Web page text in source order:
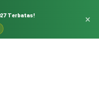
Terbatas!
×